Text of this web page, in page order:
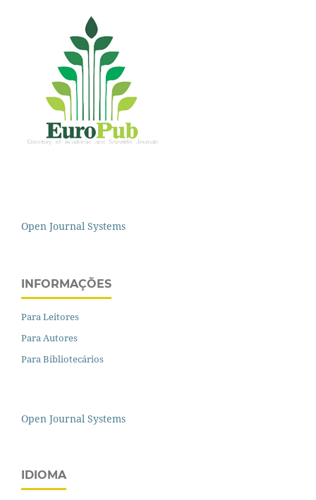
Open Journal Systems
INFORMAÇÕES
Para Leitores
Para Autores
Para Bibliotecários
Open Journal Systems
IDIOMA